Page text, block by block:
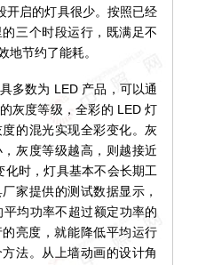
开启的灯具很少。按照已经
三个时段运行，既满足不
地节约了能耗。
数为 LED 产品，可以通
灰度等级，全彩的 LED 灯
的混光实现全彩变化。灰
灰度等级越高，则越接近
时，灯具基本不会长期工
家提供的测试数据显示，
均功率不超过额定功率的
亮度，就能降低平均运行
法。从上墙动画的设计角